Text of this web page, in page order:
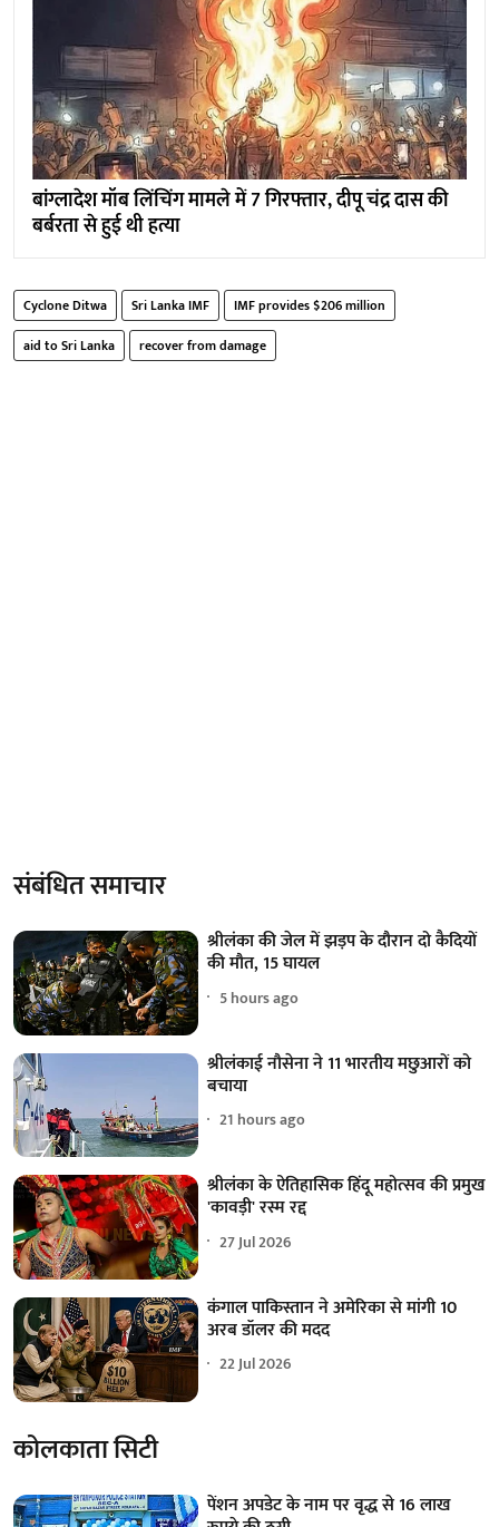
बांग्लादेश मॉब लिंचिंग मामले में 7 गिरफ्तार, दीपू चंद्र दास की
बर्बरता से हुई थी हत्या
Cyclone Ditwa Sri Lanka IMF
IMF provides $206 million
aid to Sri Lanka
recover from damage
संबंधित समाचार
श्रीलंका की जेल में झड़प के दौरान दो कैदियों
की मौत, 15 घायल
5 hours ago
श्रीलंकाई नौसेना ने 11 भारतीय मछुआरों को
बचाया
21 hours ago
श्रीलंका के ऐतिहासिक हिंदू महोत्सव की प्रमुख
'कावड़ी' रस्म रद्द
27 Jul 2026
कंगाल पाकिस्तान ने अमेरिका से मांगी 10
अरब डॉलर की मदद
22 Jul 2026
कोलकाता सिटी
पेंशन अपडेट के नाम पर वृद्ध से 16 लाख